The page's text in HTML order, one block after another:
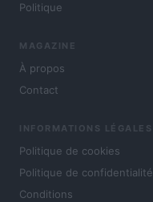
Politique
MAGAZINE
À propos
Contact
INFORMATIONS LÉGALES
Politique de cookies
Politique de confidentialité
Conditions